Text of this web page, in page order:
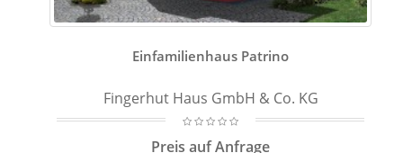
Einfamilienhaus Patrino
Fingerhut Haus GmbH & Co. KG
Preis auf Anfrage